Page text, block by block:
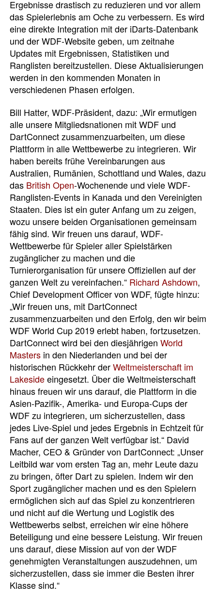
Ergebnisse drastisch zu reduzieren und vor allem
das Spielerlebnis am Oche zu verbessern. Es wird
eine direkte Integration mit der iDarts-Datenbank
und der WDF-Website geben, um zeitnahe
Updates mit Ergebnissen, Statistiken und
Ranglisten bereitzustellen. Diese Aktualisierungen
werden in den kommenden Monaten in
verschiedenen Phasen erfolgen.
Bill Hatter, WDF-Präsident, dazu: „Wir ermutigen
alle unsere Mitgliedsnationen mit WDF und
DartConnect zusammenzuarbeiten, um diese
Plattform in alle Wettbewerbe zu integrieren. Wir
haben bereits frühe Vereinbarungen aus
Australien, Rumänien, Schottland und Wales, dazu
das British Open-Wochenende und viele WDF-
Ranglisten-Events in Kanada und den Vereinigten
Staaten. Dies ist ein guter Anfang um zu zeigen,
wozu unsere beiden Organisationen gemeinsam
fähig sind. Wir freuen uns darauf, WDF-
Wettbewerbe für Spieler aller Spielstärken
zugänglicher zu machen und die
Turnierorganisation für unsere Offiziellen auf der
ganzen Welt zu vereinfachen.“ Richard Ashdown,
Chief Development Officer von WDF, fügte hinzu:
„Wir freuen uns, mit DartConnect
zusammenzuarbeiten und den Erfolg, den wir beim
WDF World Cup 2019 erlebt haben, fortzusetzen.
DartConnect wird bei den diesjährigen World
Masters in den Niederlanden und bei der
historischen Rückkehr derWeltmeisterschaft im
Lakesideeingesetzt. Über die Weltmeisterschaft
hinaus freuen wir uns darauf, die Plattform in die
Asien-Pazifik-, Amerika- und Europa-Cups der
WDF zu integrieren, um sicherzustellen, dass
jedes Live-Spiel und jedes Ergebnis in Echtzeit für
Fans auf der ganzen Welt verfügbar ist.“ David
Macher, CEO & Gründer von DartConnect: „Unser
Leitbild war vom ersten Tag an, mehr Leute dazu
zu bringen, öfter Dart zu spielen. Indem wir den
Sport zugänglicher machen und es den Spielern
ermöglichen sich auf das Spiel zu konzentrieren
und nicht auf die Wertung und Logistik des
Wettbewerbs selbst, erreichen wir eine höhere
Beteiligung und eine bessere Leistung. Wir freuen
uns darauf, diese Mission auf von der WDF
genehmigten Veranstaltungen auszudehnen, um
sicherzustellen, dass sie immer die Besten ihrer
Klasse sind.“